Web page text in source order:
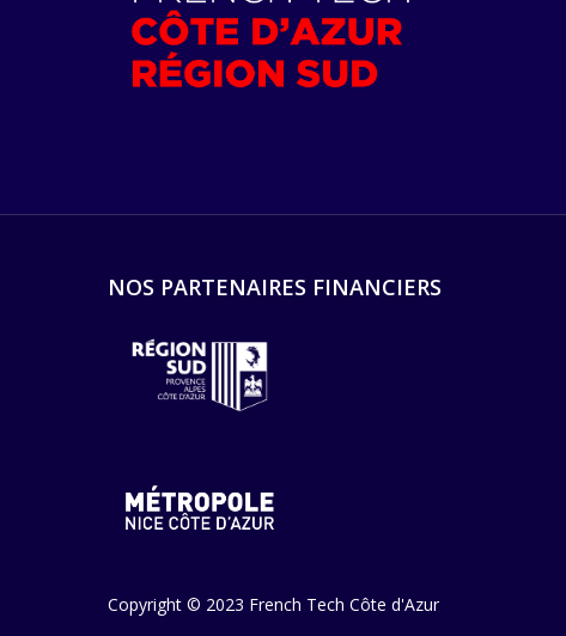
NOS PARTENAIRES FINANCIERS
Copyright © 2023 French Tech Côte d'Azur